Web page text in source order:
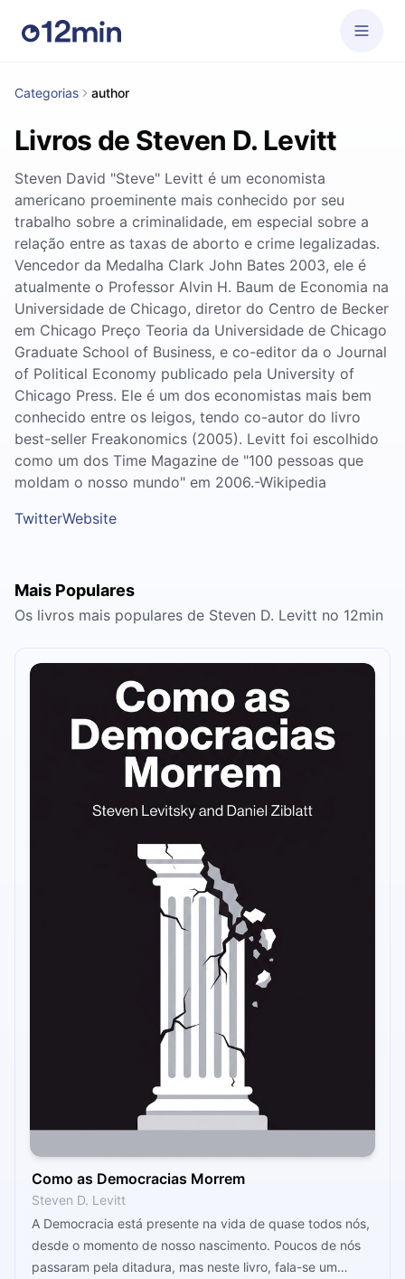
Categorias author
Livros de Steven D. Levitt
Steven David "Steve" Levitt é um economista
americano proeminente mais conhecido por seu
trabalho sobre a criminalidade, em especial sobre a
relação entre as taxas de aborto e crime legalizadas.
Vencedor da Medalha Clark John Bates 2003, ele é
atualmente o Professor Alvin H. Baum de Economia na
Universidade de Chicago, diretor do Centro de Becker
em Chicago Preço Teoria da Universidade de Chicago
Graduate School of Business, e co-editor da o Journal
of Political Economy publicado pela University of
Chicago Press. Ele é um dos economistas mais bem
conhecido entre os leigos, tendo co-autor do livro
best-seller Freakonomics (2005). Levitt foi escolhido
como um dos Time Magazine de "100 pessoas que
moldam o nosso mundo" em 2006.-Wikipedia
TwitterWebsite
Mais Populares
Os livros mais populares de Steven D. Levitt no 12min
Como as Democracias Morrem
Steven D. Levitt
A Democracia está presente na vida de quase todos nós,
desde o momento de nosso nascimento. Poucos de nós
passaram pela ditadura, mas neste livro, fala-se um